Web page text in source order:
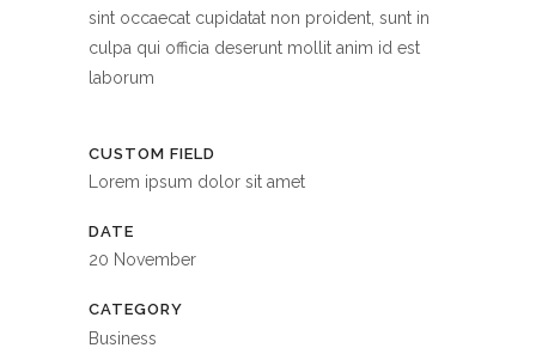
sint occaecat cupidatat non proident, sunt in
culpa qui officia deserunt mollit anim id est
laborum
CUSTOM FIELD
Lorem ipsum dolor sit amet
DATE
20 November
CATEGORY
Business